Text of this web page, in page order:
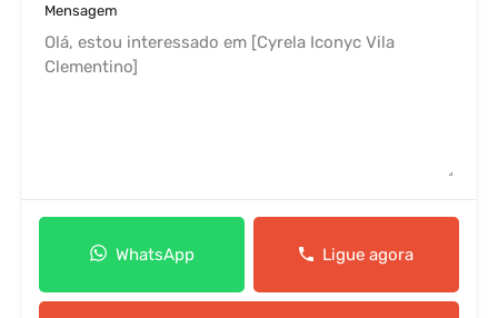
Mensagem
WhatsApp Ligue agora